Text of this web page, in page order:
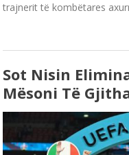
trajnerit të kombëtares
Sot Nisin
Mësoni Të